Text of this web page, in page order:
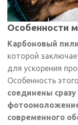
Особенности
Карбоновый
которой
для ускорения
Особенность
соединены
современного